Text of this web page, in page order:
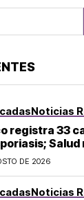
Noticias
registra 33
DE 2026
Noticias